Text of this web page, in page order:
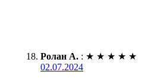
Ролан А. : ★ ★ ★ ★ ★
02.07.2024